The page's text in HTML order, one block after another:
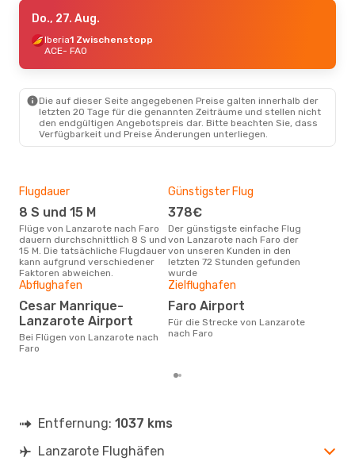
Do., 27. Aug.
Iberia1 Zwischenstopp
ACE- FAO
Die auf dieser Seite angegebenen Preise galten innerhalb der
letzten 20 Tage für die genannten Zeiträume und stellen nicht
den endgültigen Angebotspreis dar. Bitte beachten Sie, dass
Verfügbarkeit und Preise Änderungen unterliegen.
Flugdauer
8 S und 15 M
Flüge von Lanzarote nach Faro
dauern durchschnittlich 8 S und
15 M. Die tatsächliche Flugdauer
kann aufgrund verschiedener
Faktoren abweichen.
Günstigster Flug
378€
Der günstigste einfache Flug
von Lanzarote nach Faro der
von unseren Kunden in den
letzten 72 Stunden gefunden
wurde
Abflughafen
Cesar Manrique-
Lanzarote Airport
Bei Flügen von Lanzarote nach
Faro
Zielflughafen
Faro Airport
Für die Strecke von Lanzarote
nach Faro
Entfernung: 1037 kms
Lanzarote Flughäfen